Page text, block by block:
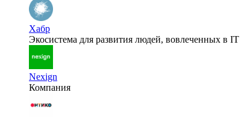
Хабр
Экосистема для развития людей, вовлеченных в IT
Nexign
Компания